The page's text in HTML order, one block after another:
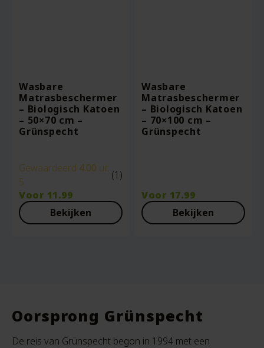
Wasbare
Matrasbeschermer
– Biologisch Katoen
– 50×70 cm –
Grünspecht
Gewaardeerd 4.00 uit
5
(1)
Voor 11.99
Bekijken
Wasbare
Matrasbeschermer
– Biologisch Katoen
– 70×100 cm –
Grünspecht
Voor 17.99
Bekijken
Oorsprong Grünspecht
De reis van Grünspecht begon in 1994 met een